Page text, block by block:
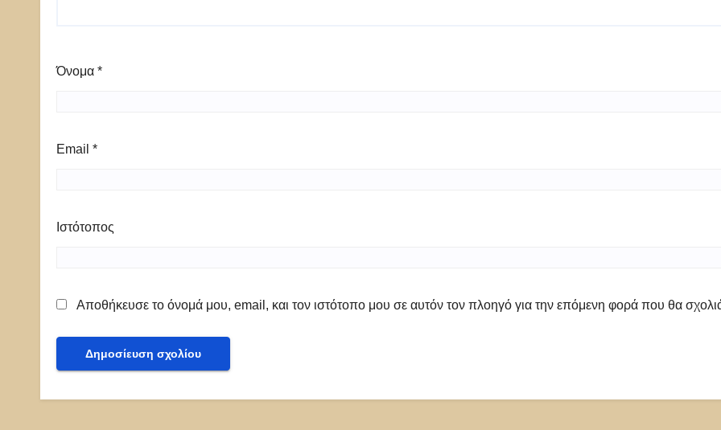
Όνομα *
Email *
Ιστότοπος
Αποθήκευσε το όνομά μου, email, και τον ιστότοπο μου σε αυτόν τον πλοηγό για την επόμενη φορά που θα